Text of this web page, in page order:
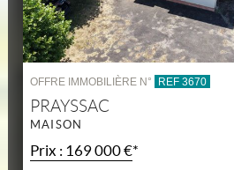
OFFRE IMMOBILIÈRE N° REF 3670
PRAYSSAC
MAISON
Prix : 169 000 €*